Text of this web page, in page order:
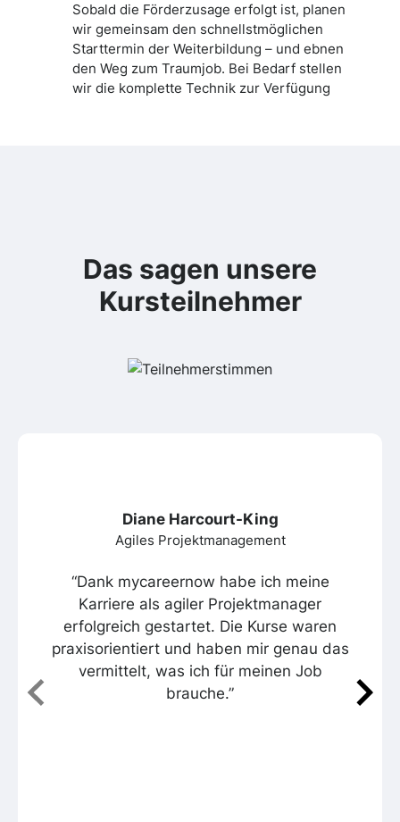
Sobald die Förderzusage erfolgt ist, planen
wir gemeinsam den schnellstmöglichen
Starttermin der Weiterbildung – und ebnen
den Weg zum Traumjob. Bei Bedarf stellen
wir die komplette Technik zur Verfügung
Das sagen unsere
Kursteilnehmer
Diane Harcourt-King
Agiles Projektmanagement
“Dank mycareernow habe ich meine
Karriere als agiler Projektmanager
erfolgreich gestartet. Die Kurse waren
praxisorientiert und haben mir genau das
vermittelt, was ich für meinen Job
brauche.”